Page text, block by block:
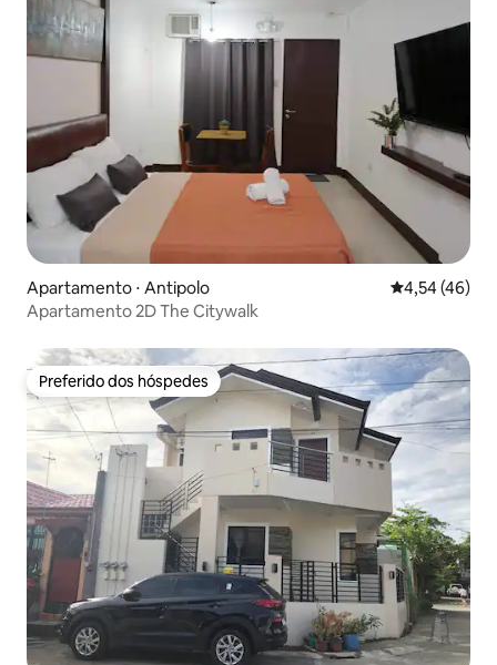
Apartamento ⋅ Antipolo 4,54 de uma
4,54 (46)
Apartamento 2D The Citywalk
Preferido dos hóspedes
Preferido dos hóspedes